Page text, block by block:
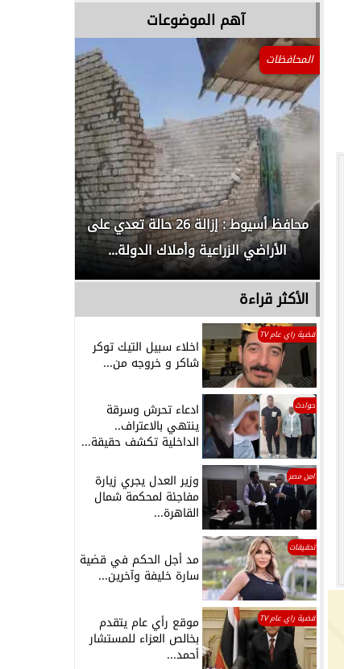
آهم الموضوعات
المحافظات
محافظ أسيوط : إزالة 26 حالة تعدي على
الأراضي الزراعية وأملاك الدولة...
الأكثر قراءة
قضية راي عام TV
اخلاء سبيل التيك توكر
شاكر و خروجه من...
حوادث ادعاء تحرش وسرقة
ينتهي بالاعتراف..
الداخلية تكشف حقيقة...
امن مصر وزير العدل يجري زيارة
مفاجئة لمحكمة شمال
القاهرة...
تحقيقات
مد أجل الحكم في قضية
سارة خليفة وآخرين...
قضية راي عام TV موقع رأي عام يتقدم
بخالص العزاء للمستشار
أحمد...